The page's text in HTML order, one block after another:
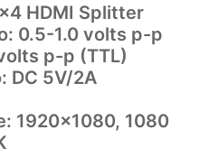
HDMI Splitter
0.5-1.0 volts p-p
p-p (TTL)
DC 5V/2A
1920x1080, 1080